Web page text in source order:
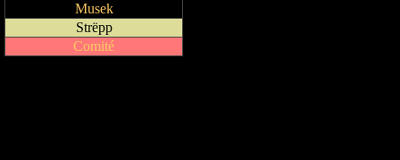
Musek
Strëpp
Comité